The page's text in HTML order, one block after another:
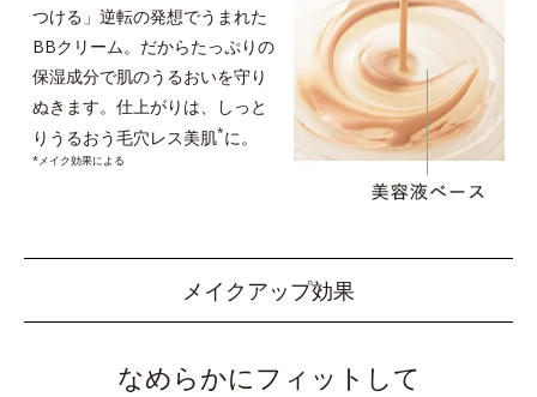
つける」逆転の発想でうまれた
BBクリーム。だからたっぷりの
保湿成分で肌のうるおいを守り
ぬきます。仕上がりは、しっと
りうるおう毛穴レス美肌*に。
*メイク効果による
メイクアップ効果
なめらかにフィットして